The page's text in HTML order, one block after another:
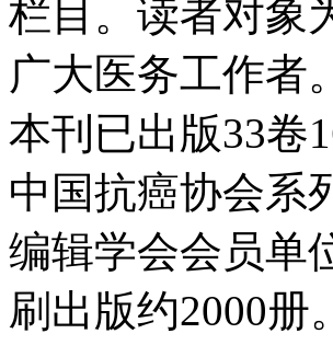
栏目。读者对象
广大医务工作者。
本刊已出版33卷
中国抗癌协会系
编辑学会会员单
刷出版约2000册。